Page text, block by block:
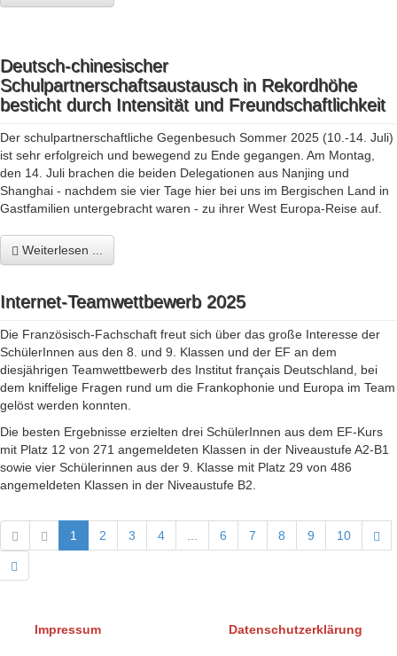
Deutsch-chinesischer
Schulpartnerschaftsaustausch in Rekordhöhe
besticht durch Intensität und Freundschaftlichkeit
Der schulpartnerschaftliche Gegenbesuch Sommer 2025 (10.-14. Juli)
ist sehr erfolgreich und bewegend zu Ende gegangen. Am Montag,
den 14. Juli brachen die beiden Delegationen aus Nanjing und
Shanghai - nachdem sie vier Tage hier bei uns im Bergischen Land in
Gastfamilien untergebracht waren - zu ihrer West Europa-Reise auf.
Weiterlesen ...
Internet-Teamwettbewerb 2025
Die Französisch-Fachschaft freut sich über das große Interesse der
SchülerInnen aus den 8. und 9. Klassen und der EF an dem
diesjährigen Teamwettbewerb des Institut français Deutschland, bei
dem kniffelige Fragen rund um die Frankophonie und Europa im Team
gelöst werden konnten.
Die besten Ergebnisse erzielten drei SchülerInnen aus dem EF-Kurs
mit Platz 12 von 271 angemeldeten Klassen in der Niveaustufe A2-B1
sowie vier Schülerinnen aus der 9. Klasse mit Platz 29 von 486
angemeldeten Klassen in der Niveaustufe B2.
1 2 3 4 6 7 8 9 10
Impressum Datenschutzerklärung